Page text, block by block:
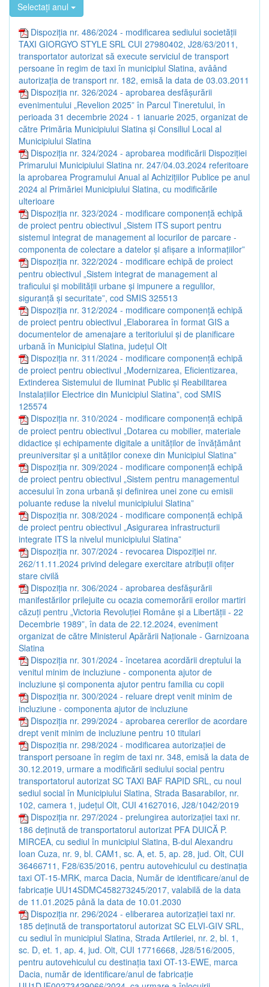
Selectați anul
Dispoziția nr. 486/2024 - modificarea sediului societății
TAXI GIORGYO STYLE SRL CUI 27980402, J28/63/2011,
transportator autorizat să execute serviciul de transport
persoane în regim de taxi în municipiul Slatina, avâând
autorizația de transport nr. 182, emisă la data de 03.03.2011
Dispoziția nr. 326/2024 - aprobarea desfășurării
evenimentului „Revelion 2025” în Parcul Tineretului, în
perioada 31 decembrie 2024 - 1 ianuarie 2025, organizat de
către Primăria Municipiului Slatina și Consiliul Local al
Municipiului Slatina
Dispoziția nr. 324/2024 - aprobarea modificării Dispoziției
Primarului Municipiului Slatina nr. 247/04.03.2024 referitoare
la aprobarea Programului Anual al Achizițiilor Publice pe anul
2024 al Primăriei Municipiului Slatina, cu modificările
ulterioare
Dispoziția nr. 323/2024 - modificare componență echipă
de proiect pentru obiectivul „Sistem ITS suport pentru
sistemul integrat de management al locurilor de parcare -
componenta de colectare a datelor și afișare a informațiilor”
Dispoziția nr. 322/2024 - modificare echipă de proiect
pentru obiectivul „Sistem integrat de management al
traficului și mobilității urbane și impunere a regulilor,
siguranță și securitate”, cod SMIS 325513
Dispoziția nr. 312/2024 - modificare componență echipă
de proiect pentru obiectivul „Elaborarea în format GIS a
documentelor de amenajare a teritoriului și de planificare
urbană în Municipiul Slatina, județul Olt
Dispoziția nr. 311/2024 - modificare componență echipă
de proiect pentru obiectivul „Modernizarea, Eficientizarea,
Extinderea Sistemului de Iluminat Public și Reabilitarea
Instalațiilor Electrice din Municipiul Slatina”, cod SMIS
125574
Dispoziția nr. 310/2024 - modificare componență echipă
de proiect pentru obiectivul „Dotarea cu mobilier, materiale
didactice și echipamente digitale a unităților de învățământ
preuniversitar și a unităților conexe din Municipiul Slatina”
Dispoziția nr. 309/2024 - modificare componență echipă
de proiect pentru obiectivul „Sistem pentru managementul
accesului în zona urbană și definirea unei zone cu emisii
poluante reduse la nivelul municipiului Slatina”
Dispoziția nr. 308/2024 - modificare componență echipă
de proiect pentru obiectivul „Asigurarea infrastructurii
integrate ITS la nivelul municipiului Slatina”
Dispoziția nr. 307/2024 - revocarea Dispoziției nr.
262/11.11.2024 privind delegare exercitare atribuții ofițer
stare civilă
Dispoziția nr. 306/2024 - aprobarea desfășurării
manifestărilor prilejuite cu ocazia comemorării eroilor martiri
căzuți pentru „Victoria Revoluției Române și a Libertății - 22
Decembrie 1989”, în data de 22.12.2024, eveniment
organizat de către Ministerul Apărării Naționale - Garnizoana
Slatina
Dispoziția nr. 301/2024 - încetarea acordării dreptului la
venitul minim de incluziune - componenta ajutor de
incluziune și componenta ajutor pentru familia cu copii
Dispoziția nr. 300/2024 - reluare drept venit minim de
incluziune - componenta ajutor de incluziune
Dispoziția nr. 299/2024 - aprobarea cererilor de acordare
drept venit minim de incluziune pentru 10 titulari
Dispoziția nr. 298/2024 - modificarea autorizației de
transport persoane în regim de taxi nr. 348, emisă la data de
30.12.2019, urmare a modificării sediului social pentru
transportatorul autorizat SC TAXI BAF RAPID SRL, cu noul
sediul social în Municipiului Slatina, Strada Basarabilor, nr.
102, camera 1, județul Olt, CUI 41627016, J28/1042/2019
Dispoziția nr. 297/2024 - prelungirea autorizației taxi nr.
186 deținută de transportatorul autorizat PFA DUICĂ P.
MIRCEA, cu sediul în municipiul Slatina, B-dul Alexandru
Ioan Cuza, nr. 9, bl. CAM1, sc. A, et. 5, ap. 28, jud. Olt, CUI
36466711, F28/635/2016, pentru autovehiculul cu destinația
taxi OT-15-MRK, marca Dacia, Număr de identificare/anul de
fabricație UU14SDMC458273245/2017, valabilă de la data
de 11.01.2025 până la data de 10.01.2030
Dispoziția nr. 296/2024 - eliberarea autorizației taxi nr.
185 deținută de transportatorul autorizat SC ELVI-GIV SRL,
cu sediul în municipiul Slatina, Strada Artileriei, nr. 2, bl. 1,
sc. D, et. 1, ap. 4, jud. Olt, CUI 17716668, J28/516/2005,
pentru autovehiculul cu destinația taxi OT-13-EWE, marca
Dacia, număr de identificare/anul de fabricație